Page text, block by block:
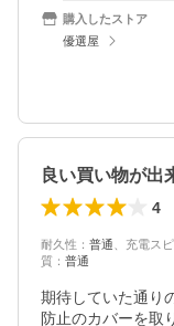
購入したストア
優選屋
良い買い物が出
4
耐久性 ： 普通 充電ス
質 ： 普通
期待していた通り
防止のカバーを取